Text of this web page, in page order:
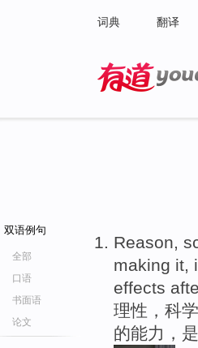
词典 翻译
双语例句
全部
口语
书面语
论文
Reason,
making it,
effects
理性，科
的能力，